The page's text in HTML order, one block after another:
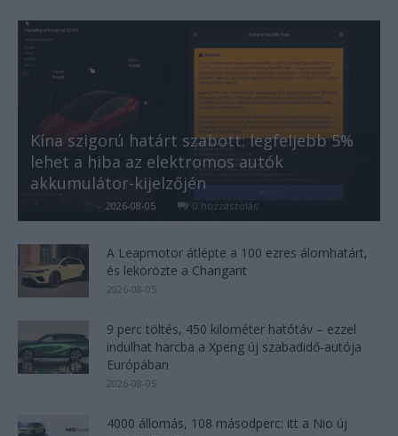
Kína szigorú határt szabott: legfeljebb 5%
lehet a hiba az elektromos autók
akkumulátor-kijelzőjén
- 2026-08-05 0 hozzászólás
A Leapmotor átlépte a 100 ezres álomhatárt,
és lekörözte a Changant
2026-08-05
9 perc töltés, 450 kilométer hatótáv – ezzel
indulhat harcba a Xpeng új szabadidő-autója
Európában
2026-08-05
4000 állomás, 108 másodperc: itt a Nio új